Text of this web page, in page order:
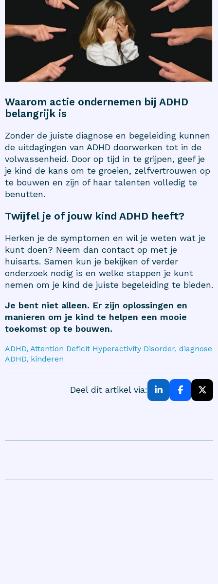
Waarom actie ondernemen bij ADHD
belangrijk is
Zonder de juiste diagnose en begeleiding kunnen
de uitdagingen van ADHD doorwerken tot in de
volwassenheid. Door op tijd in te grijpen, geef je
je kind de kans om te groeien, zelfvertrouwen op
te bouwen en zijn of haar talenten volledig te
benutten.
Twijfel je of jouw kind ADHD heeft?
Herken je de symptomen en wil je weten wat je
kunt doen? Neem dan contact op met je
huisarts. Samen kun je bekijken of verder
onderzoek nodig is en welke stappen je kunt
nemen om je kind de juiste begeleiding te bieden.
Je bent niet alleen. Er zijn oplossingen en
manieren om je kind te helpen een mooie
toekomst op te bouwen.
ADHD, Attention Deficit Hyperactivity Disorder, diagnose
ADHD, kinderen
Deel dit artikel via: